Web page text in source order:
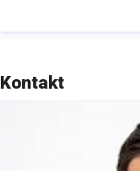
Kontakt